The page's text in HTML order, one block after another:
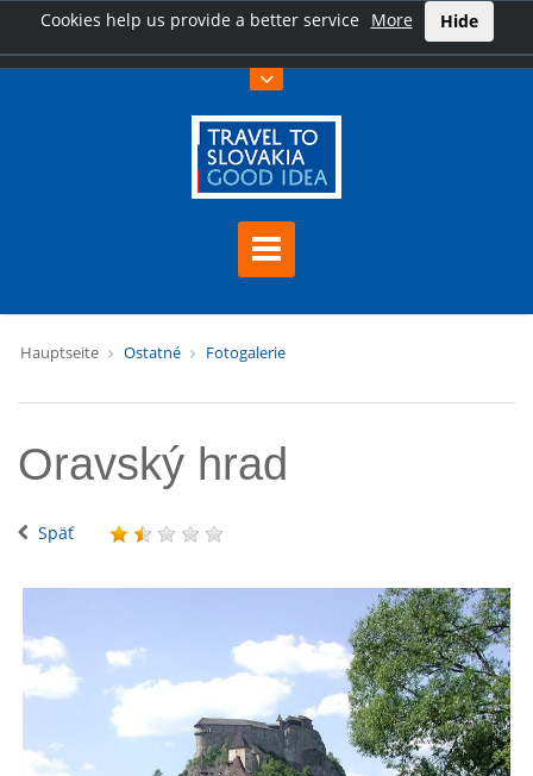
Cookies help us provide a better service More Hide
Hauptseite Ostatné Fotogalerie
Oravský hrad
Späť